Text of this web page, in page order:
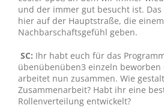
und der immer gut besucht ist.
hier auf der Hauptstraße, die
Nachbarschaftsgefühl geben.
SC: Ihr habt euch für das
übenübenüben3 einzeln
arbeitet nun zusammen. Wie
Zusammenarbeit? Habt ihr eine
Rollenverteilung entwickelt?